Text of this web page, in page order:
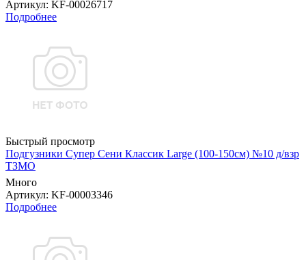
Артикул: KF-00026717
Подробнее
Быстрый просмотр
Подгузники Супер Сени Классик Large (100-150см) №10 д/взр
ТЗМО
Много
Артикул: KF-00003346
Подробнее